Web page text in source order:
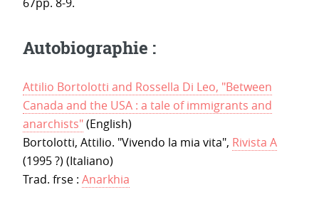
Autobiographie :
Attilio Bortolotti and Rossella Di Leo, "Between
Canada and the USA : a tale of immigrants and
anarchists"(English)
Bortolotti, Attilio. "Vivendo la mia vita", Rivista A
(1995 ?) (Italiano)
Trad. frse : Anarkhia